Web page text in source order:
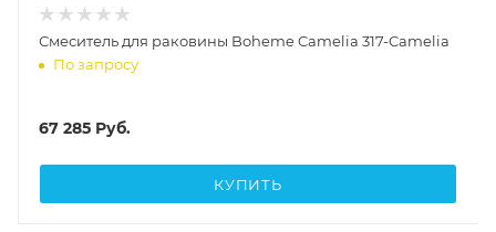
Смеситель для раковины Boheme Camelia 317-Camelia
По запросу
67 285 Руб.
КУПИТЬ